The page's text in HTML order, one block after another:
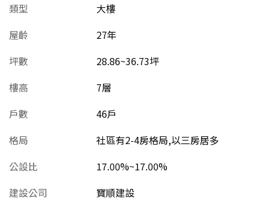
類型
大樓
屋齡
27年
坪數
28.86~36.73坪
樓高
7層
戶數
46戶
格局
社區有2-4房格局,以三房居多
公設比
17.00%~17.00%
建設公司
寶順建設